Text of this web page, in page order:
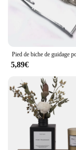
5,89€